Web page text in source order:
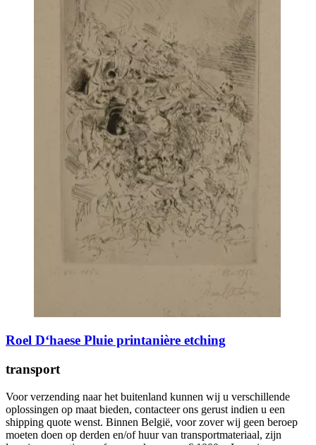
Roel D‘haese Pluie printanière etching
transport
Voor verzending naar het buitenland kunnen wij u verschillende
oplossingen op maat bieden, contacteer ons gerust indien u een
shipping quote wenst. Binnen België, voor zover wij geen beroep
moeten doen op derden en/of huur van transportmateriaal, zijn